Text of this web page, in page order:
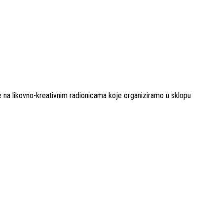
likovno-kreativnim radionicama koje organiziramo u sklopu